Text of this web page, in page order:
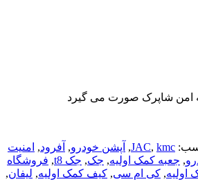
امن شاپرک صورت می گیرد
JAC, kmc
, آپشن خودرو, آفرود, امنیت
, جعبه کمک اولیه, جک, جک t8 , فروشگاه
اولیه, کی ام سی, کیف کمک اولیه, لیفان,